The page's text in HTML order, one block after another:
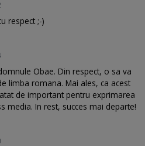
respect ;-)
Obae. Din respect, o sa va
limba romana. Mai ales, ca acest
de important pentru exprimarea
media. In rest, succes mai departe!